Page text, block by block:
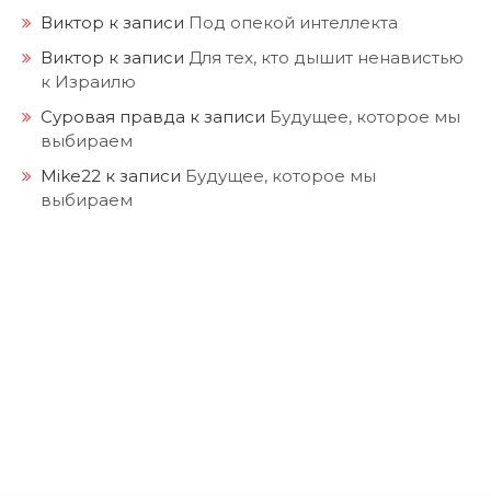
Виктор к записи Под опекой интеллекта
Виктор к записи Для тех, кто дышит ненавистью
к Израилю
Суровая правда к записи Будущее, которое мы
выбираем
Mike22 к записи Будущее, которое мы
выбираем